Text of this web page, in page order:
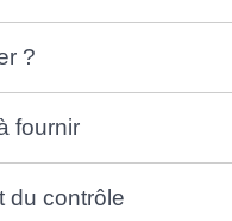
?
fournir
du contrôle